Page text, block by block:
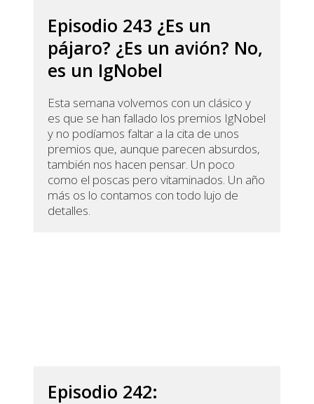
Episodio 243 ¿Es un
pájaro? ¿Es un avión? No,
es un IgNobel
Esta semana volvemos con un clásico y
es que se han fallado los premios IgNobel
y no podíamos faltar a la cita de unos
premios que, aunque parecen absurdos,
también nos hacen pensar. Un poco
como el poscas pero vitaminados. Un año
más os lo contamos con todo lujo de
detalles.
Episodio 242: